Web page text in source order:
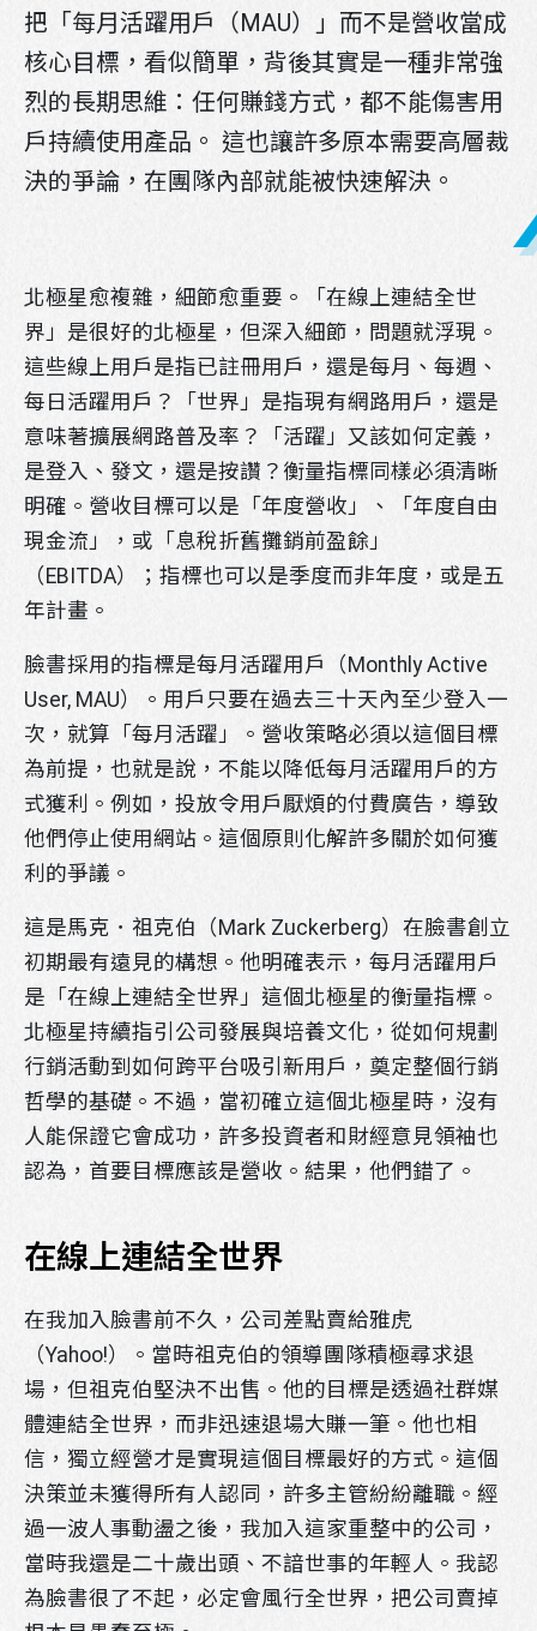
把「每月活躍用戶（MAU）」而不是營收當成
核心目標，看似簡單，背後其實是一種非常強
烈的長期思維：任何賺錢方式，都不能傷害用
戶持續使用產品。 這也讓許多原本需要高層裁
決的爭論，在團隊內部就能被快速解決。
北極星愈複雜，細節愈重要。「在線上連結全世
界」是很好的北極星，但深入細節，問題就浮現。
這些線上用戶是指已註冊用戶，還是每月、每週、
每日活躍用戶？「世界」是指現有網路用戶，還是
意味著擴展網路普及率？「活躍」又該如何定義，
是登入、發文，還是按讚？衡量指標同樣必須清晰
明確。營收目標可以是「年度營收」、「年度自由
現金流」，或「息稅折舊攤銷前盈餘」
（EBITDA）；指標也可以是季度而非年度，或是五
年計畫。
臉書採用的指標是每月活躍用戶（Monthly Active
User, MAU）。用戶只要在過去三十天內至少登入一
次，就算「每月活躍」。營收策略必須以這個目標
為前提，也就是說，不能以降低每月活躍用戶的方
式獲利。例如，投放令用戶厭煩的付費廣告，導致
他們停止使用網站。這個原則化解許多關於如何獲
利的爭議。
這是馬克．祖克伯（Mark Zuckerberg）在臉書創立
初期最有遠見的構想。他明確表示，每月活躍用戶
是「在線上連結全世界」這個北極星的衡量指標。
北極星持續指引公司發展與培養文化，從如何規劃
行銷活動到如何跨平台吸引新用戶，奠定整個行銷
哲學的基礎。不過，當初確立這個北極星時，沒有
人能保證它會成功，許多投資者和財經意見領袖也
認為，首要目標應該是營收。結果，他們錯了。
在線上連結全世界
在我加入臉書前不久，公司差點賣給雅虎
（Yahoo!）。當時祖克伯的領導團隊積極尋求退
場，但祖克伯堅決不出售。他的目標是透過社群媒
體連結全世界，而非迅速退場大賺一筆。他也相
信，獨立經營才是實現這個目標最好的方式。這個
決策並未獲得所有人認同，許多主管紛紛離職。經
過一波人事動盪之後，我加入這家重整中的公司，
當時我還是二十歲出頭、不諳世事的年輕人。我認
為臉書很了不起，必定會風行全世界，把公司賣掉
LINE官方帳號
掃描行動條碼即可將官方帳號加入好友
請先點選LINE應用程式搜尋欄位旁的掃描圖示，